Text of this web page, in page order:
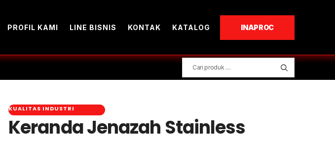
PROFIL KAMI LINE BISNIS KONTAK KATALOG INAPROC
KUALITAS INDUSTRI
Keranda Jenazah Stainless